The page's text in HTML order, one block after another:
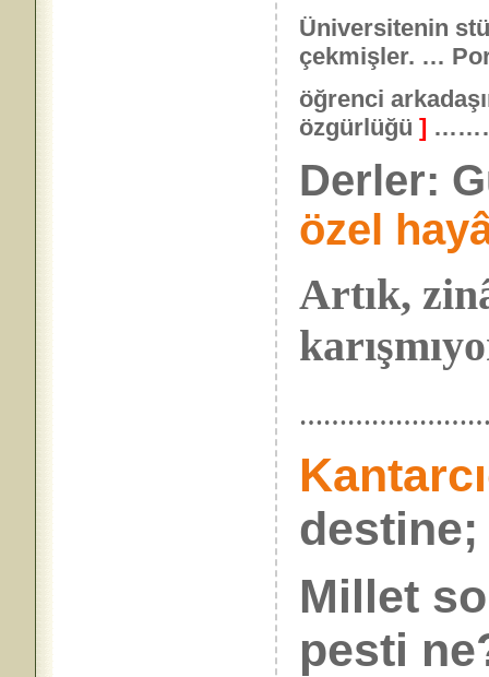
Üniversitenin
çekmişler. …
öğrenci
özgürlüğü ]
Derler:
özel
Artık,
destine;
Millet
pesti